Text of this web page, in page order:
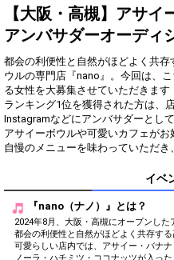
得！
Gifting
Throw gifts to the stage and join
the live performance.
First, try throwing free Stars
(once a day)! You can also
Show Gold to purchase gifts
(available from 1 JPY)! When you
continue to send gifts to the
ranking go up.
To cheer on performers, you can
send them gifts.
To send performers paid items,
you must use Show Gold.
【大阪・高槻】アサイ
アンバサダーオーディ
都会の利便性と自然がほどよく共
ウルの専門店『nano』。今回は、
る女性を大募集させていただきます
ランキング1位を獲得された方は、
Instagramなどにアンバサダーとし
アサイーボウルや可愛いカフェがお
イベ
『nano（ナノ）』とは？
2024年8月、大阪・高槻にオープンした
都会の利便性と自然がほどよく共存す
可愛らしい店内では、アサイー・バナ